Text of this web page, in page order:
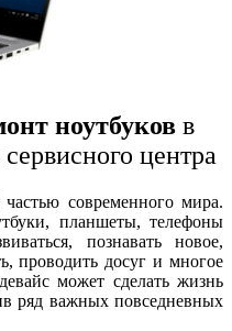
ноутбуков в
центра
современного мира.
планшеты, телефоны
познавать новое,
проводить досуг и многое
может сделать жизнь
ряд важных повседневных